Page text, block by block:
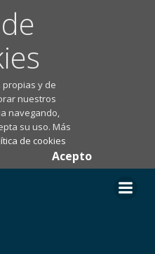
propias y de
nuestros
navegando,
su uso. Más
de cookies
Acepto